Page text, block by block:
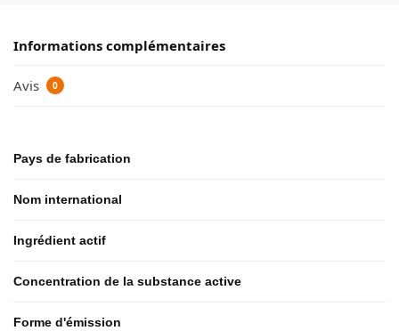
Informations complémentaires
Avis 0
Pays de fabrication
Nom international
Ingrédient actif
Concentration de la substance active
Forme d'émission